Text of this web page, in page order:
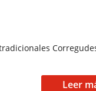
Leer